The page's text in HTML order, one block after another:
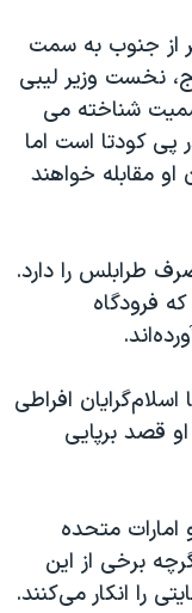
از جنوب به سمت
نخست وزیر لیبی
شناخته می
پی کودتا است اما
مقابله خواهند
طرابلس را دارد.
فرودگاه
افراطی
قصد برپایی
متحده
برخی از این
را انکار می‌کنند.